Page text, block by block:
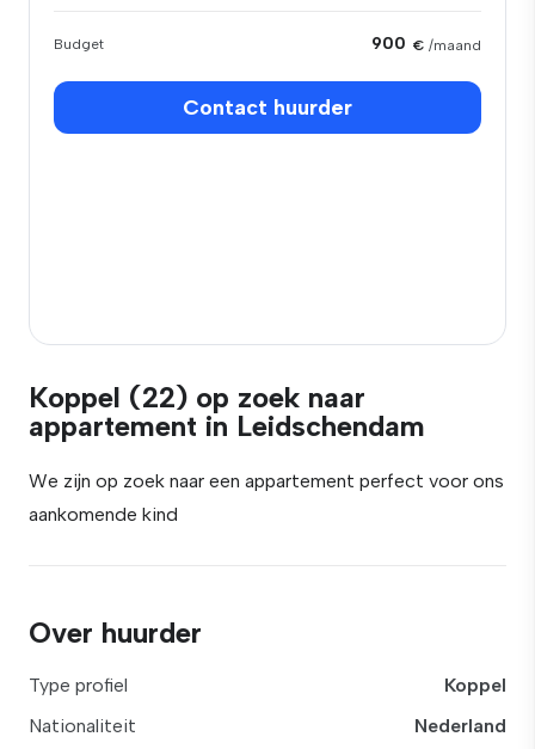
Budget 900 € /maand
Contact huurder
Koppel (22) op zoek naar
appartement in Leidschendam
We zijn op zoek naar een appartement perfect voor ons
aankomende kind
Over huurder
Type profiel
Koppel
Nationaliteit
Nederland